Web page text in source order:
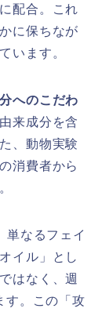
配合。これ
に保ちなが
います。
へのこだわ
来成分を含
、動物実験
消費者から
単なるフェイ
イル」とし
はなく、週
す。この「攻